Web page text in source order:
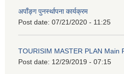
अपाँङ्ग पुनर्स्थापना कार्यक्रम
Post date: 07/21/2020 - 11:25
TOURISIM MASTER PLAN Main
Post date: 12/29/2019 - 07:15